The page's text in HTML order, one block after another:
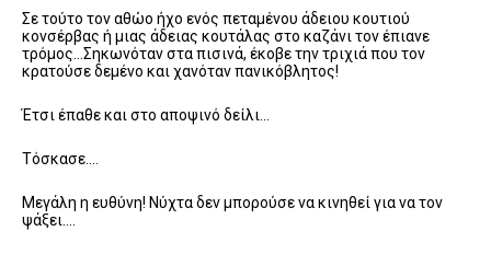
Σε τούτο τον αθώο ήχο ενός πεταμένου άδειου κουτιού
κονσέρβας ή μιας άδειας κουτάλας στο καζάνι τον έπιανε
τρόμος…Σηκωνόταν στα πισινά, έκοβε την τριχιά που τον
κρατούσε δεμένο και χανόταν πανικόβλητος!
Έτσι έπαθε και στο αποψινό δείλι…
Τόσκασε….
Μεγάλη η ευθύνη! Νύχτα δεν μπορούσε να κινηθεί για να τον
ψάξει….